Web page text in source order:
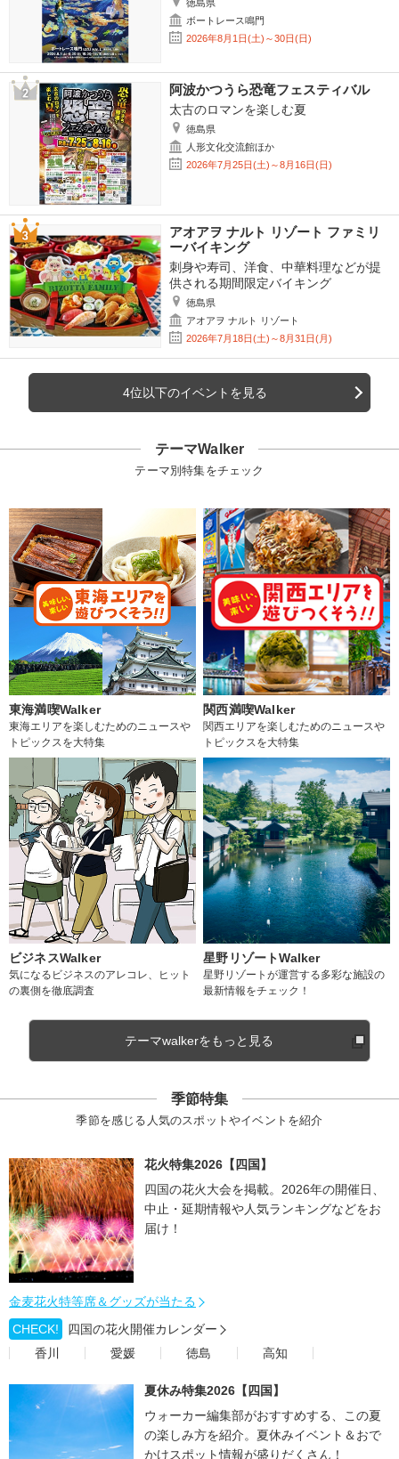
徳島県
ボートレース鳴門
2026年8月1日(土)～30日(日)
阿波かつうら恐竜フェスティバル
太古のロマンを楽しむ夏
徳島県
人形文化交流館ほか
2026年7月25日(土)～8月16日(日)
アオアヲ ナルト リゾート ファミリ
ーバイキング
刺身や寿司、洋食、中華料理などが提
供される期間限定バイキング
徳島県
アオアヲ ナルト リゾート
2026年7月18日(土)～8月31日(月)
4位以下のイベントを見る
テーマWalker
テーマ別特集をチェック
東海満喫Walker
東海エリアを楽しむためのニュースや
トピックスを大特集
関西満喫Walker
関西エリアを楽しむためのニュースや
トピックスを大特集
ビジネスWalker
気になるビジネスのアレコレ、ヒット
の裏側を徹底調査
星野リゾートWalker
星野リゾートが運営する多彩な施設の
最新情報をチェック！
テーマwalkerをもっと見る
季節特集
季節を感じる人気のスポットやイベントを紹介
花火特集2026【四国】
四国の花火大会を掲載。2026年の開催日、
中止・延期情報や人気ランキングなどをお
届け！
金麦花火特等席＆グッズが当たる
CHECK!
四国の花火開催カレンダー
香川
愛媛 徳島 高知
夏休み特集2026【四国】
ウォーカー編集部がおすすめする、この夏
の楽しみ方を紹介。夏休みイベント＆おで
かけスポット情報が盛りだくさん！